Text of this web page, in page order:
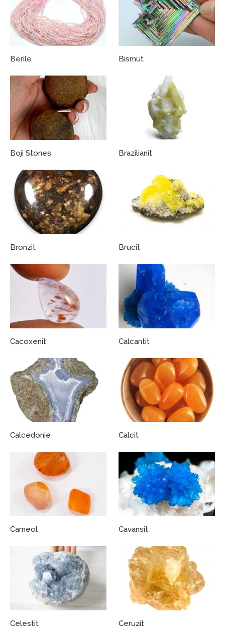
Berile Bismut
Boji Stones Brazilianit
Bronzit Brucit
Cacoxenit Calcantit
Calcedonie Calcit
Carneol Cavansit
Celestit Ceruzit